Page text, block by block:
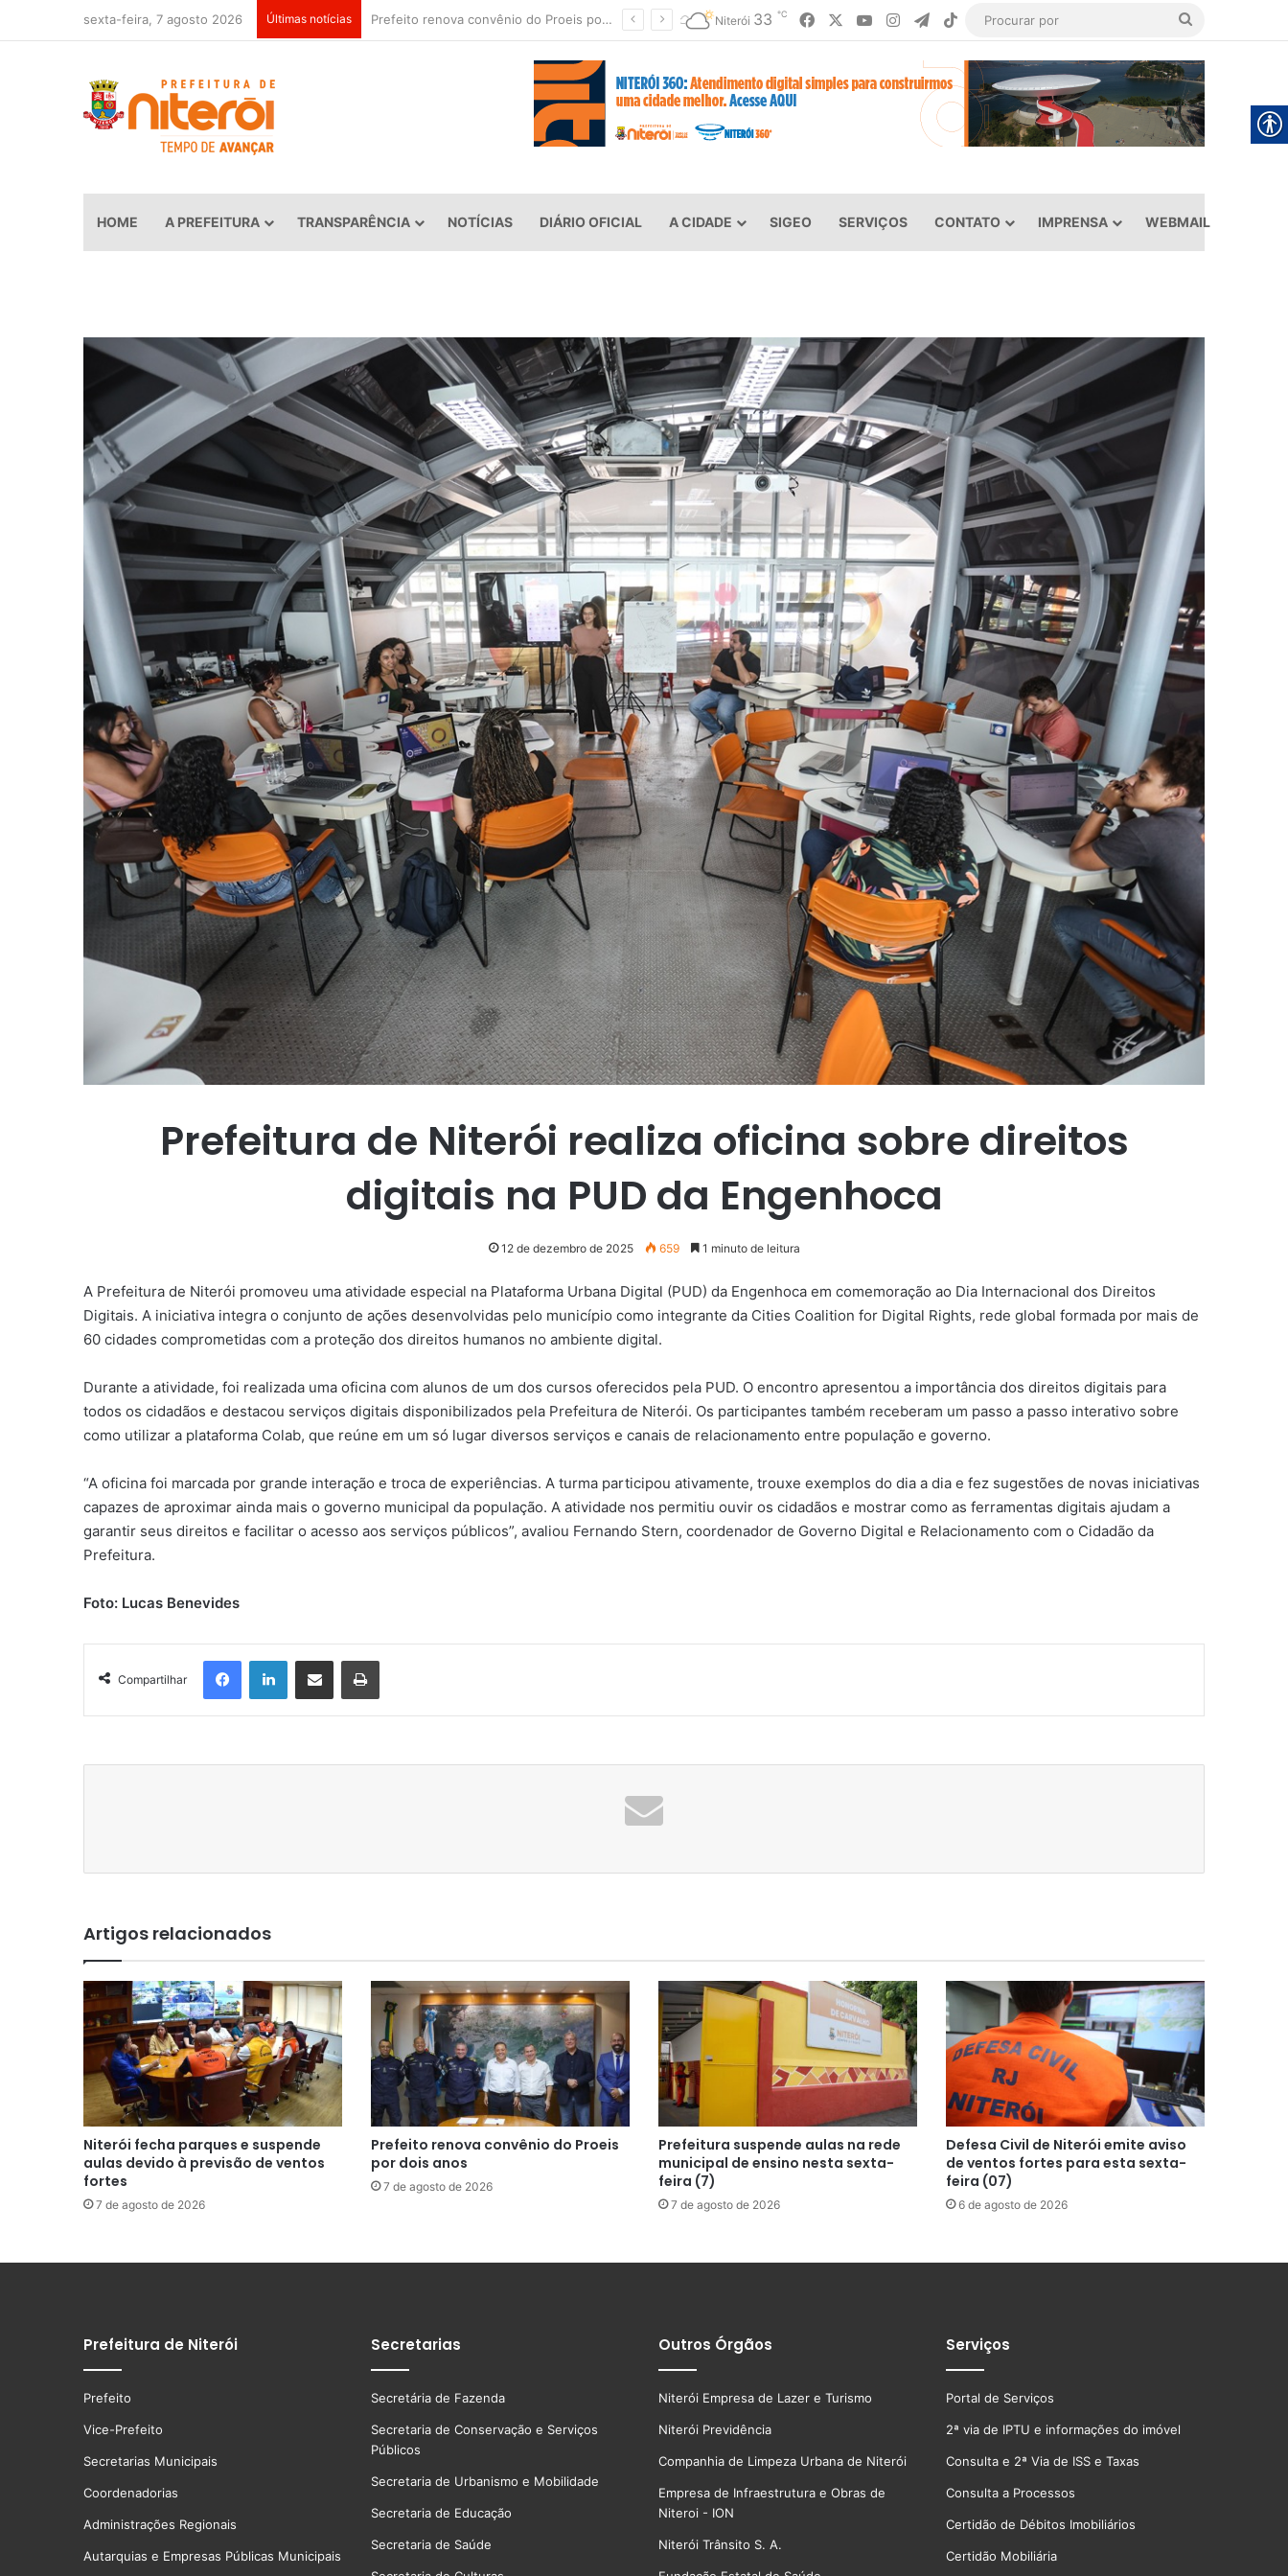
sexta-feira, 7 agosto 2026 Últimas notícias Prefeitura suspende aulas na rede municipal de ensino nesta sexta-feira (7) Niterói 33 ℃ FacebookYouTubeInstagramTelegram
TikTok
HOME A PREFEITURA TRANSPARÊNCIA NOTÍCIAS DIÁRIO OFICIAL A CIDADE SIGEO SERVIÇOS CONTATO IMPRENSA WEBMAIL
Prefeitura de Niterói realiza oficina sobre direitos
digitais na PUD da Engenhoca
12 de dezembro de 2025 659 1 minuto de leitura
A Prefeitura de Niterói promoveu uma atividade especial na Plataforma Urbana Digital (PUD) da Engenhoca em comemoração ao Dia Internacional dos Direitos
Digitais. A iniciativa integra o conjunto de ações desenvolvidas pelo município como integrante da Cities Coalition for Digital Rights, rede global formada por mais de
60 cidades comprometidas com a proteção dos direitos humanos no ambiente digital.
Durante a atividade, foi realizada uma oficina com alunos de um dos cursos oferecidos pela PUD. O encontro apresentou a importância dos direitos digitais para
todos os cidadãos e destacou serviços digitais disponibilizados pela Prefeitura de Niterói. Os participantes também receberam um passo a passo interativo sobre
como utilizar a plataforma Colab, que reúne em um só lugar diversos serviços e canais de relacionamento entre população e governo.
“A oficina foi marcada por grande interação e troca de experiências. A turma participou ativamente, trouxe exemplos do dia a dia e fez sugestões de novas iniciativas
capazes de aproximar ainda mais o governo municipal da população. A atividade nos permitiu ouvir os cidadãos e mostrar como as ferramentas digitais ajudam a
garantir seus direitos e facilitar o acesso aos serviços públicos”, avaliou Fernando Stern, coordenador de Governo Digital e Relacionamento com o Cidadão da
Prefeitura.
Foto: Lucas Benevides
Compartilhar
FacebookLinkedinCompartilhar via e-mail Imprimir
Artigos relacionados
Niterói fecha parques e suspende
aulas devido à previsão de ventos
fortes
7 de agosto de 2026
Prefeito renova convênio do Proeis
por dois anos
7 de agosto de 2026
Prefeitura suspende aulas na rede
municipal de ensino nesta sexta-
feira (7)
7 de agosto de 2026
Defesa Civil de Niterói emite aviso
de ventos fortes para esta sexta-
feira (07)
6 de agosto de 2026
Prefeitura de Niterói
Prefeito
Vice-Prefeito
Secretarias Municipais
Coordenadorias
Administrações Regionais
Autarquias e Empresas Públicas Municipais
Secretarias
Secretária de Fazenda
Secretaria de Conservação e Serviços
Públicos
Secretaria de Urbanismo e Mobilidade
Secretaria de Educação
Secretaria de Saúde
Outros Órgãos
Niterói Empresa de Lazer e Turismo
Niterói Previdência
Companhia de Limpeza Urbana de Niterói
Empresa de Infraestrutura e Obras de
Niteroi - ION
Niterói Trânsito S. A.
Serviços
Portal de Serviços
2ª via de IPTU e informações do imóvel
Consulta e 2ª Via de ISS e Taxas
Consulta a Processos
Certidão de Débitos Imobiliários
Certidão Mobiliária